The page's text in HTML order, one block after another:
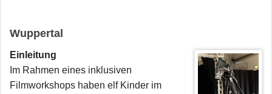
Wuppertal
Einleitung
Im Rahmen eines inklusiven
Filmworkshops haben elf Kinder im